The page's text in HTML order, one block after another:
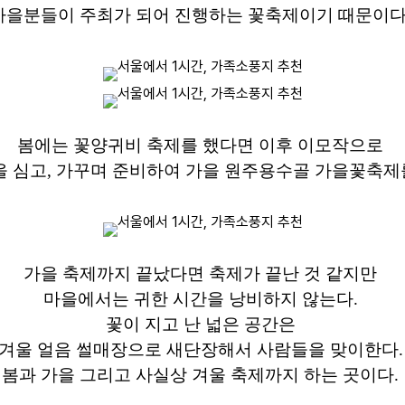
을분들이 주최가 되어 진행하는 꽃축제이기 때문이
봄에는 꽃양귀비 축제를 했다면 이후 이모작으로
심고, 가꾸며 준비하여 가을 원주용수골 가을꽃축제
가을 축제까지 끝났다면 축제가 끝난 것 같지만
마을에서는 귀한 시간을 낭비하지 않는다.
꽃이 지고 난 넓은 공간은
울 얼음 썰매장으로 새단장해서 사람들을 맞이한다.
봄과 가을 그리고 사실상 겨울 축제까지 하는 곳이다.